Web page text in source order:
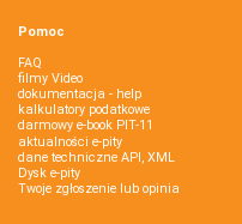
Pomoc
FAQ
filmy Video
dokumentacja - help
kalkulatory podatkowe
darmowy e-book PIT-11
aktualności e-pity
dane techniczne API, XML
Dysk e-pity
Twoje zgłoszenie lub opinia